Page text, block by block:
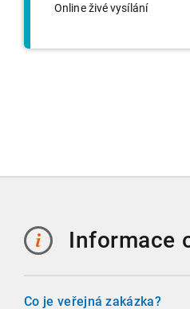
Online živé vysílání
Informace
Co je veřejná zakázka?